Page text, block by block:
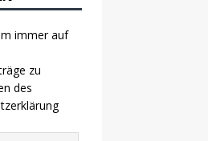
immer auf
zu
des